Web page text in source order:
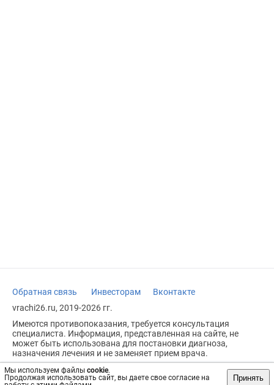
Мы используем файлы cookie.
Продолжая использовать сайт, вы даете свое согласие на
Принять
Обратная связь Инвесторам
Вконтакте
vrachi26.ru, 2019-2026 гг.
Имеются противопоказания, требуется консультация
специалиста. Информация, представленная на сайте, не
может быть использована для постановки диагноза,
назначения лечения и не заменяет прием врача.
Возрастное ограничение: 18+